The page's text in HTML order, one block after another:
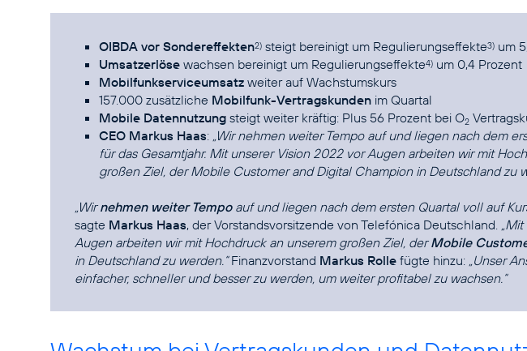
OIBDA vor Sondereffekten2) steigt bereinigt um Regulierungseffekte3) um
Umsatzerlöse wachsen bereinigt um Regulierungseffekte4) um 0,4 Prozent
Mobilfunkserviceumsatz weiter auf Wachstumskurs
157.000 zusätzliche Mobilfunk-Vertragskunden im Quartal
Mobile Datennutzung steigt weiter kräftig: Plus 56 Prozent bei O2
CEO Markus Haas: „Wir nehmen weiter Tempo auf und liegen nach dem
für das Gesamtjahr. Mit unserer Vision 2022 vor Augen arbeiten wir mit
großen Ziel, der Mobile Customer and Digital Champion in Deutschland zu
„Wirnehmen weiter Tempoauf und liegen nach dem ersten Quartal voll auf
sagte Markus Haas, der Vorstandsvorsitzende von Telefónica Deutschland.
Augen arbeiten wir mit Hochdruck an unserem großen Ziel, derMobile
in Deutschland zu werden.“Finanzvorstand Markus Rolle fügte hinzu: „Unser
einfacher, schneller und besser zu werden, um weiter profitabel zu wachsen.“